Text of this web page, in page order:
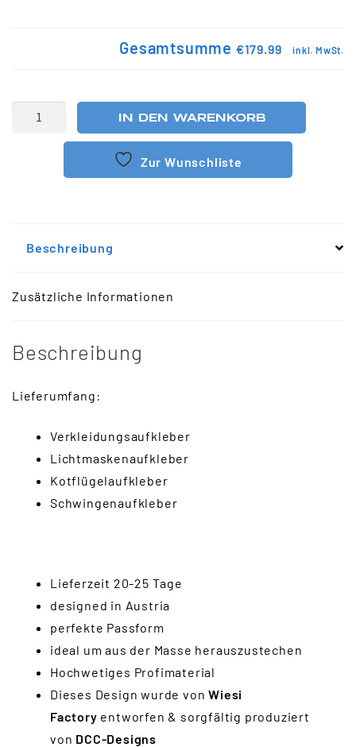
Gesamtsumme €179.99 inkl. MwSt.
IN DEN WARENKORB
Zur Wunschliste
Beschreibung
Zusätzliche Informationen
Beschreibung
Lieferumfang:
Verkleidungsaufkleber
Lichtmaskenaufkleber
Kotflügelaufkleber
Schwingenaufkleber
Lieferzeit 20-25 Tage
designed in Austria
perfekte Passform
ideal um aus der Masse herauszustechen
Hochwetiges Profimaterial
Dieses Design wurde vonWiesi
Factory entworfen & sorgfältig produziert
von DCC-Designs